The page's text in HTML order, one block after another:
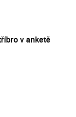
v anketě